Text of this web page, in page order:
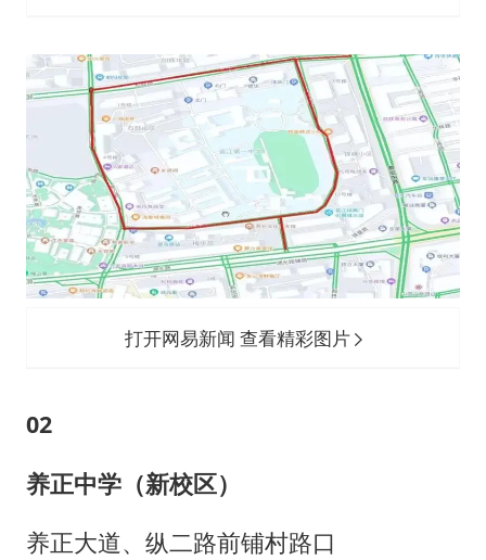
打开网易新闻 查看精彩图片
02
养正中学（新校区）
养正大道、纵二路前铺村路口